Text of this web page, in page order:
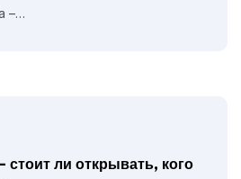
–…
стоит ли открывать, кого